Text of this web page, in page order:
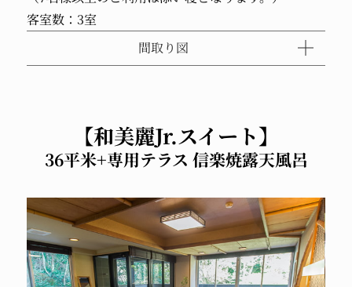
客室数：3室
間取り図
【和美麗Jr.スイート】
36平米+専用テラス 信楽焼露天風呂